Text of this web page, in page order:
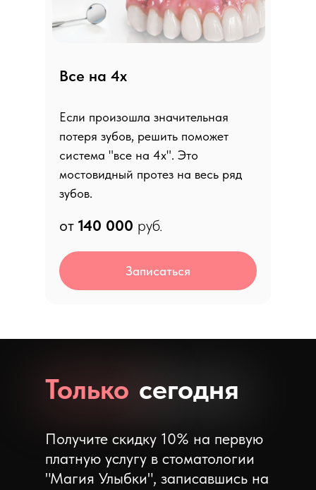
Если произошла значительная
потеря зубов, решить поможет
система "все на 4х". Это
мостовидный протез на весь ряд
зубов.
от 140 000 руб.
Записаться
Все на 4х
Получите скидку 10% на первую
платную услугу в стоматологии
"Магия Улыбки", записавшись на
Только сегодня